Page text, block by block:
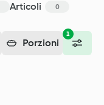
Articoli 0
1
Porzioni